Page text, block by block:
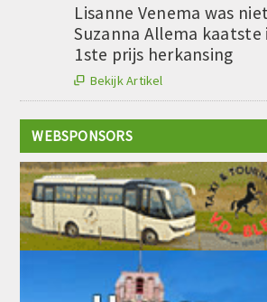
Lisanne Venema was
Suzanna Allema kaatste
1ste prijs herkansing
 Bekijk Artikel
WEBSPONSORS